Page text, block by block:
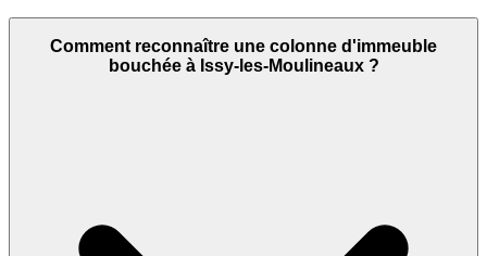
Comment reconnaître une colonne d'immeuble
bouchée à Issy-les-Moulineaux ?